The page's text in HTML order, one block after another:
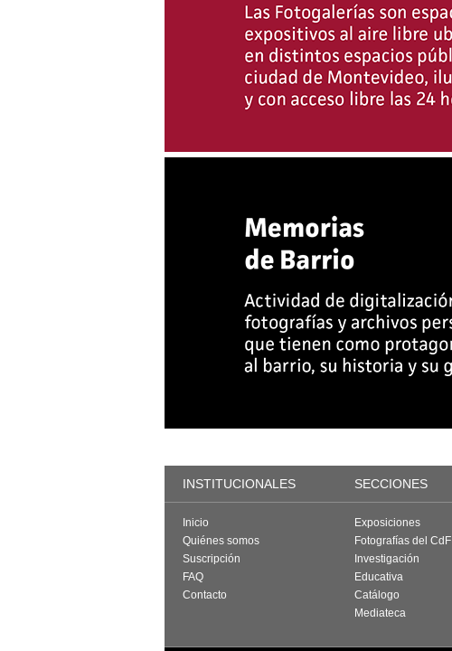
INSTITUCIONALES SECCIONES
Inicio
Quiénes somos
Suscripción
FAQ
Contacto
Exposiciones
Fotografías del CdF
Investigación
Educativa
Catálogo
Mediateca